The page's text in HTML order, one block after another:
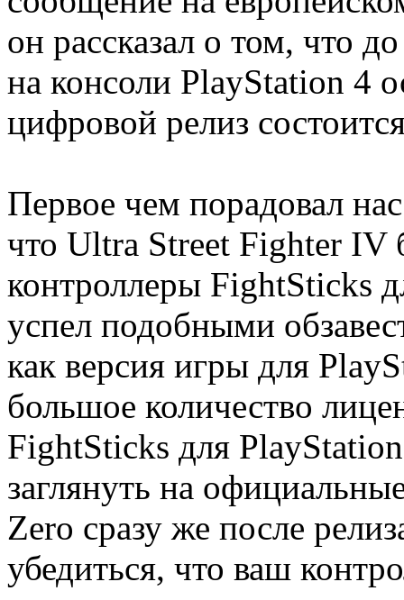
он рассказал о том, что
на консоли PlayStation 4
цифровой релиз
Первое чем порадовал
что Ultra Street Fighter IV
контроллеры FightSticks
успел подобными
как версия игры для
большое количество
FightSticks для
заглянуть на
Zero сразу же после
убедиться, что ваш